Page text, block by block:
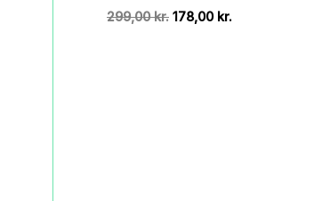
299,00kr. Den
178,00 kr.